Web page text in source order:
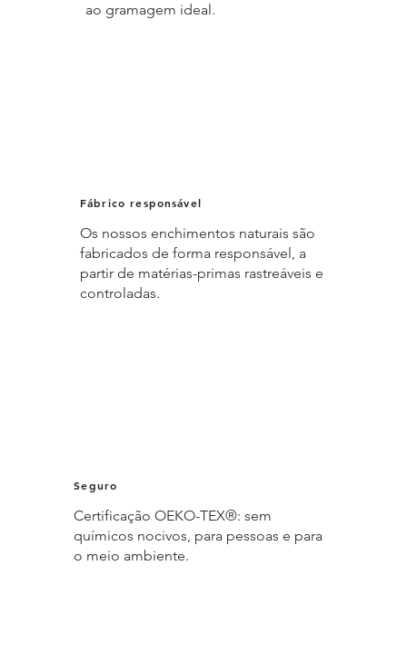
ao gramagem ideal.
Fábrico responsável
Os nossos enchimentos naturais são
fabricados de forma responsável, a
partir de matérias-primas rastreáveis e
controladas.
Seguro
Certificação OEKO-TEX®: sem
químicos nocivos, para pessoas e para
o meio ambiente.